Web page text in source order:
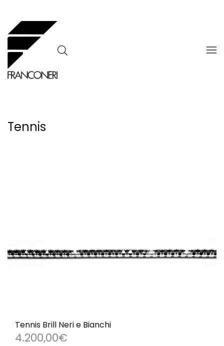
Skip to main content
Tennis
Tennis Brill Neri e Bianchi
4.200,00€